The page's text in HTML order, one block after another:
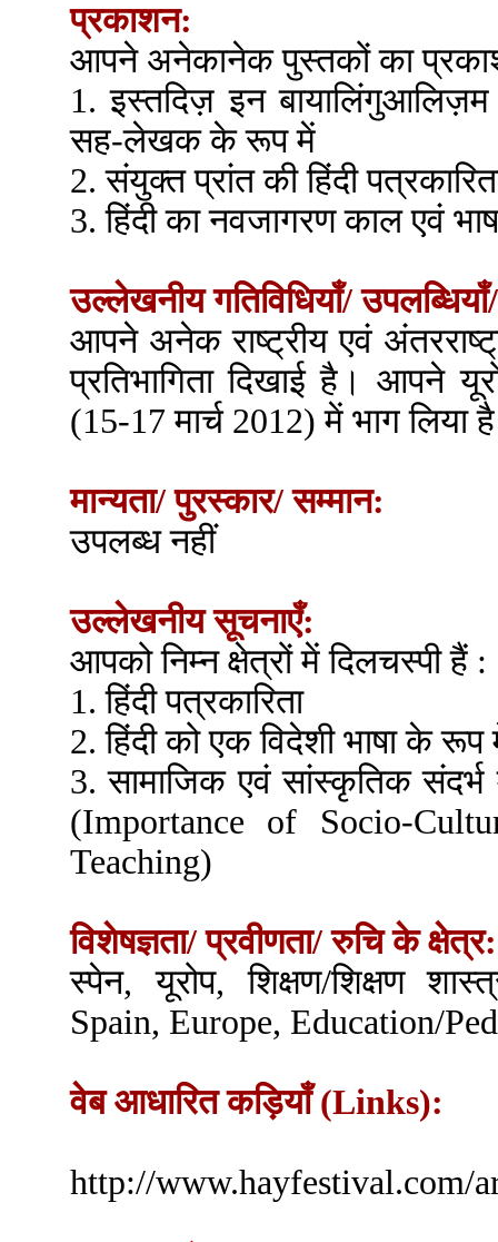
प्रकाशन:
आपने अनेकानेक पुस्तकों का
1. इस्तदिज़ इन
सह-लेखक के रूप में
2. संयुक्त प्रांत की हिंदी
3. हिंदी का नवजागरण काल एवं
उल्लेखनीय गतिविधियाँ/ उपलब्धियाँ/
आपने अनेक राष्ट्रीय एवं
प्रतिभागिता दिखाई है। आपने
(15-17 मार्च 2012) में भाग लिया
मान्यता/ पुरस्कार/ सम्मान:
उपलब्ध नहीं
उल्लेखनीय सूचनाएँ:
आपको निम्न क्षेत्रों में दिलचस्पी हैं :
1. हिंदी पत्रकारिता
2. हिंदी को एक विदेशी भाषा के रूप
3. सामाजिक एवं सांस्कृतिक संदर्भ
(Importance of Socio-
Teaching)
विशेषज्ञता/ प्रवीणता/ रुचि के क्षेत्र:
स्पेन, यूरोप, शिक्षण/शिक्षण
Spain, Europe, Education/
वेब आधारित कड़ियाँ (Links):
http://www.hayfestival.com/